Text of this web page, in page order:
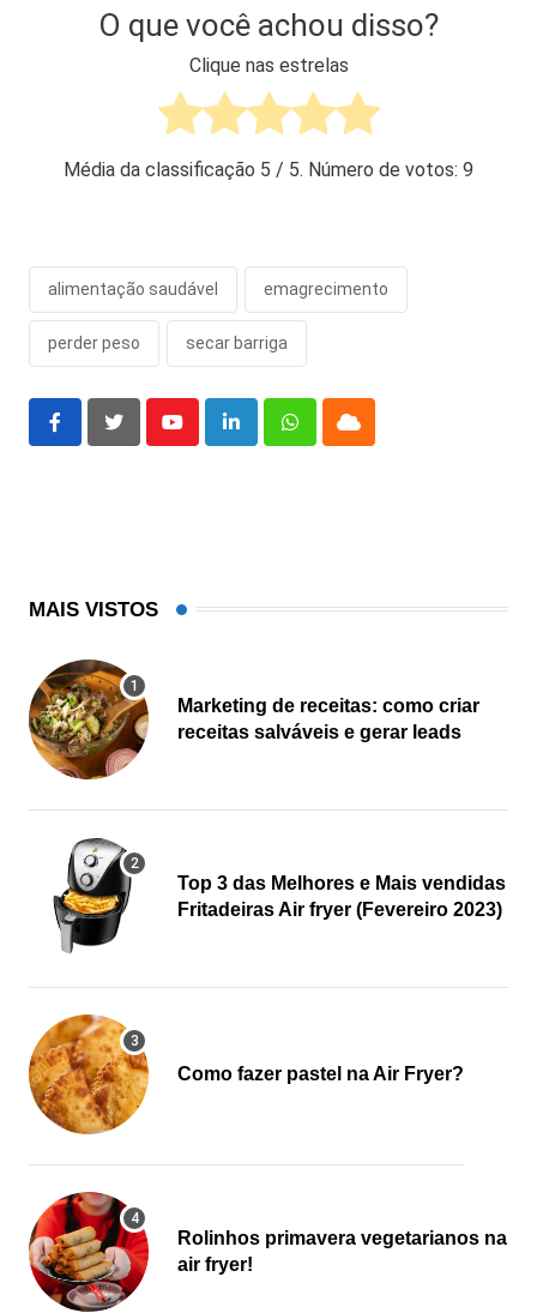
O que você achou disso?
Clique nas estrelas
Média da classificação 5 / 5. Número de votos: 9
alimentação saudável emagrecimento
perder peso secar barriga
YoutubeLinkedInWhatsappCloud
MAIS VISTOS
Marketing de receitas: como criar
receitas salváveis e gerar leads
Top 3 das Melhores e Mais vendidas
Fritadeiras Air fryer (Fevereiro 2023)
Como fazer pastel na Air Fryer?
Rolinhos primavera vegetarianos na
air fryer!